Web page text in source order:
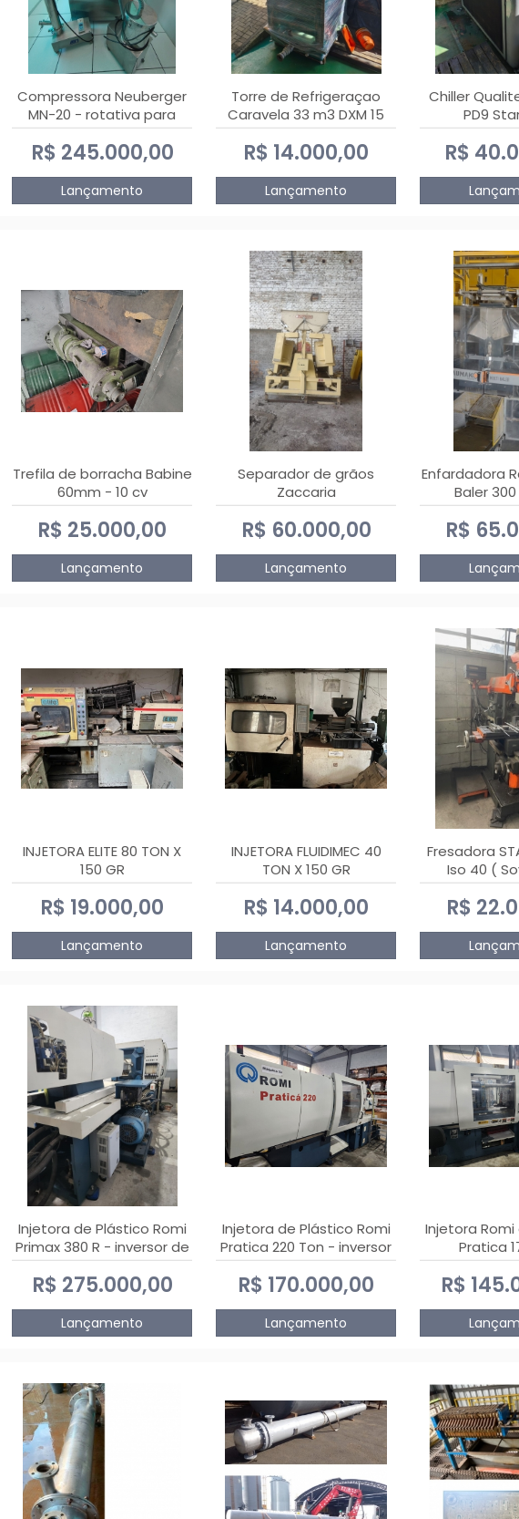
Compressora Neuberger
MN-20 - rotativa para
produção de
comprimidos
R$ 245.000,00
Lançamento
Torre de Refrigeraçao
Caravela 33 m3 DXM 15
R$ 14.000,00
Lançamento
Chiller
PD9
R$
Trefila de borracha Babine
60mm - 10 cv
R$ 25.000,00
Lançamento
Separador de grãos
Zaccaria
R$ 60.000,00
Lançamento
Enfardadora
Baler
R$
INJETORA ELITE 80 TON X
150 GR
R$ 19.000,00
Lançamento
INJETORA FLUIDIMEC 40
TON X 150 GR
R$ 14.000,00
Lançamento
Fresadora
Iso 40 (
R$
Injetora de Plástico Romi
Primax 380 R - inversor de
frequência NR 12
R$ 275.000,00
Lançamento
Injetora de Plástico Romi
Pratica 220 Ton - inversor
de frequência NR 12
R$ 170.000,00
Lançamento
Injetora
Pratica
R$